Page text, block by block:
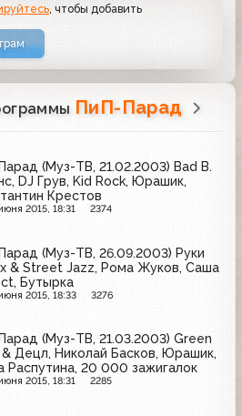
, чтобы добавить
ПиП-Парад
(Муз-ТВ, 21.02.2003) Bad В.
DJ Грув, Kid Rock, Юрашик,
Крестов
2015, 18:31 2374
(Муз-ТВ, 26.09.2003) Руки
& Street Jazz, Рома Жуков, Саша
Бутырка
2015, 18:33 3276
(Муз-ТВ, 21.03.2003) Green
& Децл, Николай Басков, Юрашик,
Распутина, 20 000 зажигалок
2015, 18:31 2285